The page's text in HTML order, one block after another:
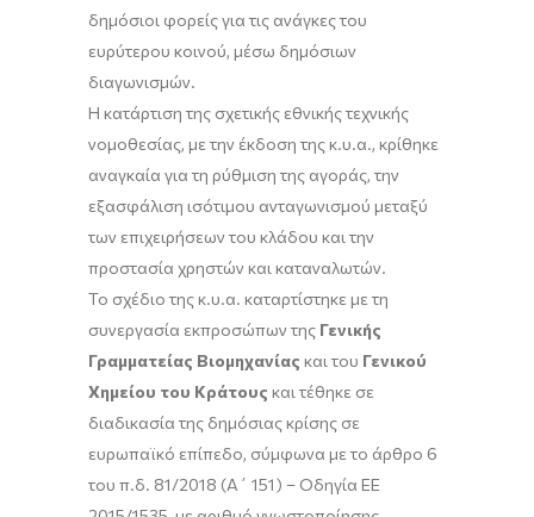
δημόσιοι φορείς για τις ανάγκες του
ευρύτερου κοινού, μέσω δημόσιων
διαγωνισμών.
Η κατάρτιση της σχετικής εθνικής τεχνικής
νομοθεσίας, με την έκδοση της κ.υ.α., κρίθηκε
αναγκαία για τη ρύθμιση της αγοράς, την
εξασφάλιση ισότιμου ανταγωνισμού μεταξύ
των επιχειρήσεων του κλάδου και την
προστασία χρηστών και καταναλωτών.
Το σχέδιο της κ.υ.α. καταρτίστηκε με τη
συνεργασία εκπροσώπων της Γενικής
Γραμματείας Βιομηχανίας και του Γενικού
Χημείου του Κράτους και τέθηκε σε
διαδικασία της δημόσιας κρίσης σε
ευρωπαϊκό επίπεδο, σύμφωνα με το άρθρο 6
του π.δ. 81/2018 (Α΄ 151) – Οδηγία ΕΕ